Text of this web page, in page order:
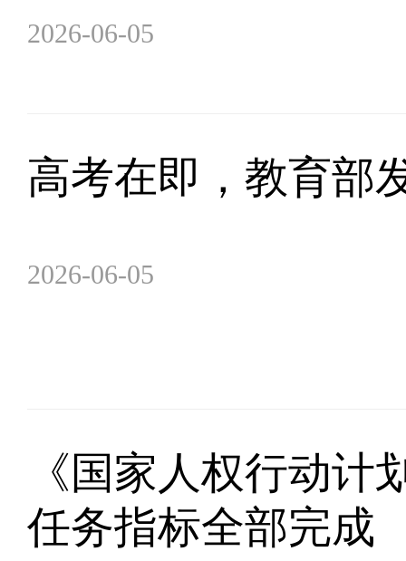
2026-06-05
高考在即，教育部
2026-06-05
《国家人权行动计
任务指标全部完成